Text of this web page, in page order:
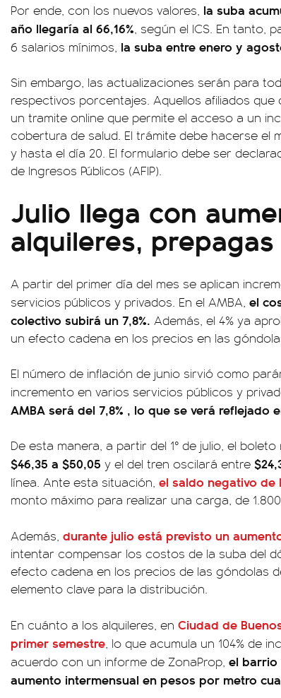
Por ende, con los nuevos valores, la suba
año llegaría al 66,16%, según el ICS. En tanto,
6 salarios mínimos, la suba entre enero y
Sin embargo, las actualizaciones serán para
respectivos porcentajes. Aquellos afiliados
un tramite online que permite el acceso a un
cobertura de salud. El trámite debe hacerse el
y hasta el día 20. El formulario debe ser
de Ingresos Públicos (AFIP).
Julio llega con
alquileres,
A partir del primer día del mes se aplican
servicios públicos y privados. En el AMBA, el
colectivo subirá un 7,8%. Además, el 4% ya
un efecto cadena en los precios en las
El número de inflación de junio sirvió como
incremento en varios servicios públicos y
AMBA será del 7,8% , lo que se verá reflejado
De esta manera, a partir del 1° de julio, el
$46,35 a $50,05 y el del tren oscilará entre
línea. Ante esta situación, el saldo negativo de
monto máximo para realizar una carga, de
Además, durante julio está previsto un
intentar compensar los costos de la suba del
efecto cadena en los precios de las góndolas
elemento clave para la distribución.
En cuánto a los alquileres, en Ciudad de
primer semestre, lo que acumula un 104% de
acuerdo con un informe de ZonaProp, el
aumento intermensual en pesos por metro